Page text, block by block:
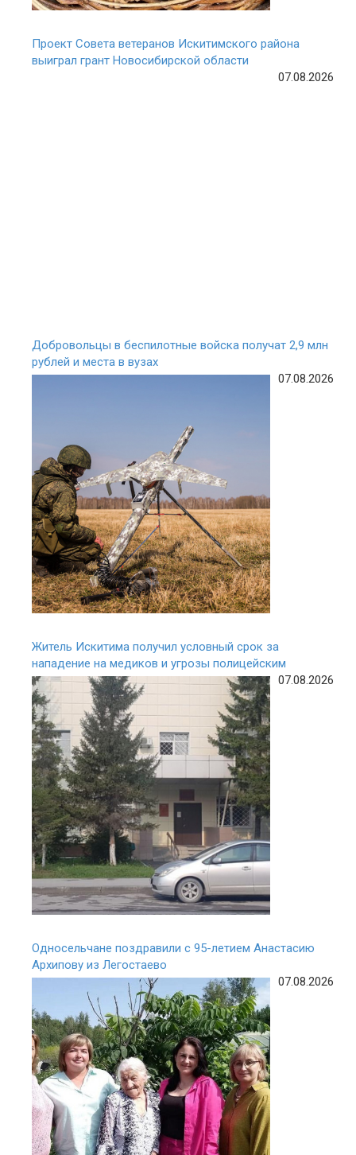
Проект Совета ветеранов Искитимского района
выиграл грант Новосибирской области
07.08.2026
Добровольцы в беспилотные войска получат 2,9 млн
рублей и места в вузах
07.08.2026
Житель Искитима получил условный срок за
нападение на медиков и угрозы полицейским
07.08.2026
Односельчане поздравили с 95-летием Анастасию
Архипову из Легостаево
07.08.2026